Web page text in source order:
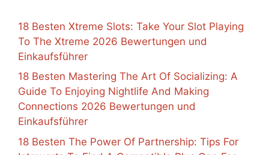
18 Besten Xtreme Slots: Take Your Slot Playing
To The Xtreme 2026 Bewertungen und
Einkaufsführer
18 Besten Mastering The Art Of Socializing: A
Guide To Enjoying Nightlife And Making
Connections 2026 Bewertungen und
Einkaufsführer
18 Besten The Power Of Partnership: Tips For